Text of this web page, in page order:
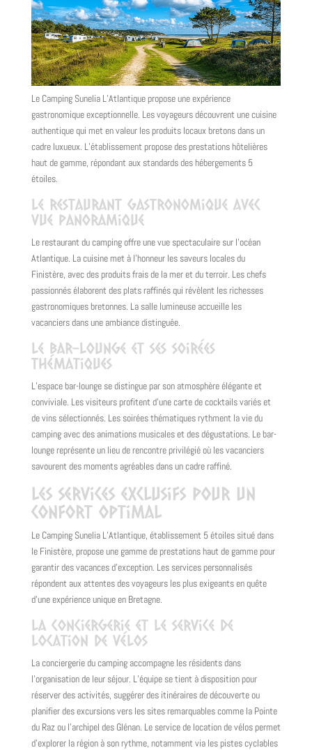
Le Camping Sunelia L’Atlantique propose une expérience
gastronomique exceptionnelle. Les voyageurs découvrent une cuisine
authentique qui met en valeur les produits locaux bretons dans un
cadre luxueux. L’établissement propose des prestations hôtelières
haut de gamme, répondant aux standards des hébergements 5
étoiles.
Le restaurant gastronomique avec
vue panoramique
Le restaurant du camping offre une vue spectaculaire sur l’océan
Atlantique. La cuisine met à l’honneur les saveurs locales du
Finistère, avec des produits frais de la mer et du terroir. Les chefs
passionnés élaborent des plats raffinés qui révèlent les richesses
gastronomiques bretonnes. La salle lumineuse accueille les
vacanciers dans une ambiance distinguée.
Le bar-lounge et ses soirées
thématiques
L’espace bar-lounge se distingue par son atmosphère élégante et
conviviale. Les visiteurs profitent d’une carte de cocktails variés et
de vins sélectionnés. Les soirées thématiques rythment la vie du
camping avec des animations musicales et des dégustations. Le bar-
lounge représente un lieu de rencontre privilégié où les vacanciers
savourent des moments agréables dans un cadre raffiné.
Les services exclusifs pour un
confort optimal
Le Camping Sunelia L’Atlantique, établissement 5 étoiles situé dans
le Finistère, propose une gamme de prestations haut de gamme pour
garantir des vacances d’exception. Les services personnalisés
répondent aux attentes des voyageurs les plus exigeants en quête
d’une expérience unique en Bretagne.
La conciergerie et le service de
location de vélos
La conciergerie du camping accompagne les résidents dans
l’organisation de leur séjour. L’équipe se tient à disposition pour
réserver des activités, suggérer des itinéraires de découverte ou
planifier des excursions vers les sites remarquables comme la Pointe
du Raz ou l’archipel des Glénan. Le service de location de vélos permet
d’explorer la région à son rythme, notamment via les pistes cyclables